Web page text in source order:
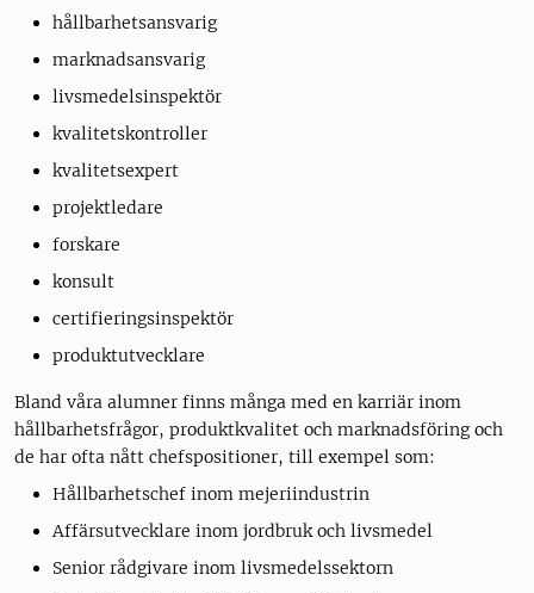
hållbarhetsansvarig
marknadsansvarig
livsmedelsinspektör
kvalitetskontroller
kvalitetsexpert
projektledare
forskare
konsult
certifieringsinspektör
produktutvecklare
Bland våra alumner finns många med en karriär inom
hållbarhetsfrågor, produktkvalitet och marknadsföring och
de har ofta nått chefspositioner, till exempel som:
Hållbarhetschef inom mejeriindustrin
Affärsutvecklare inom jordbruk och livsmedel
Senior rådgivare inom livsmedelssektorn